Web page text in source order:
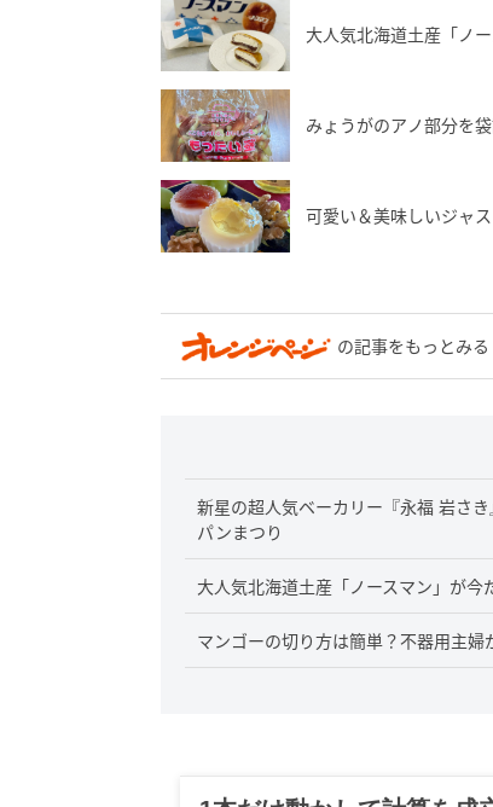
大人気北海道土産「ノ
みょうがのアノ部分を
可愛い＆美味しいジャ
の記事をもっとみる
新星の超人気ベーカリー『永福 岩さ
パンまつり
大人気北海道土産「ノースマン」が
マンゴーの切り方は簡単？不器用主婦